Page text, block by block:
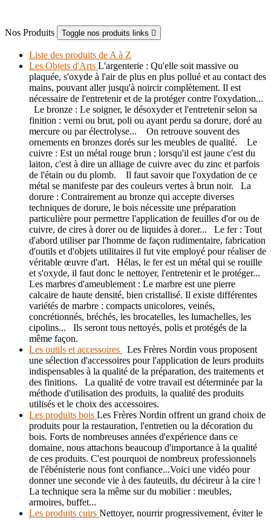
Nos Produits Toggle nos produits links 
Liste des produits de A à Z
Les Objets d'Arts L'argenterie : Qu'elle soit massive ou
plaquée, s'oxyde à l'air de plus en plus pollué et au contact des
mains, pouvant aller jusqu'à noircir complètement. Il est
nécessaire de l'entretenir et de la protéger contre l'oxydation...
Le bronze : Le soigner, le désoxyder et l'entretenir selon sa
finition : verni ou brut, poli ou ayant perdu sa dorure, doré au
mercure ou par électrolyse... On retrouve souvent des
ornements en bronzes dorés sur les meubles de qualité. Le
cuivre : Est un métal rouge brun ; lorsqu'il est jaune c'est du
laiton, c'est à dire un alliage de cuivre avec du zinc et parfois
de l'étain ou du plomb. Il faut savoir que l'oxydation de ce
métal se manifeste par des couleurs vertes à brun noir. La
dorure : Contrairement au bronze qui accepte diverses
techniques de dorure, le bois nécessite une préparation
particulière pour permettre l'application de feuilles d'or ou de
cuivre, de cires à dorer ou de liquides à dorer... Le fer : Tout
d'abord utiliser par l'homme de façon rudimentaire, fabrication
d'outils et d'objets utilitaires il fut vite employé pour réaliser de
véritable œuvre d'art. Hélas, le fer est un métal qui se rouille
et s'oxyde, il faut donc le nettoyer, l'entretenir et le protéger...
Les marbres d'ameublement : Le marbre est une pierre
calcaire de haute densité, bien cristallisé. Il existe différentes
variétés de marbre : compacts unicolores, veinés,
concrétionnés, bréchés, les brocatelles, les lumachelles, les
cipolins... Ils seront tous nettoyés, polis et protégés de la
même façon.
Les outils et accessoires
Les Frères Nordin vous proposent
une sélection d'accessoires pour l'application de leurs produits
indispensables à la qualité de la préparation, des traitements et
des finitions. La qualité de votre travail est déterminée par la
méthode d'utilisation des produits, la qualité des produits
utilisés et le choix des accessoires.
Les produits bois Les Frères Nordin offrent un grand choix de
produits pour la restauration, l'entretien ou la décoration du
bois. Forts de nombreuses années d'expérience dans ce
domaine, nous attachons beaucoup d'importance à la qualité
de ces produits. C'est pourquoi de nombreux professionnels
de l'ébénisterie nous font confiance...Voici une vidéo pour
donner une seconde vie à des fauteuils, du décireur à la cire !
La technique sera la même sur du mobilier : meubles,
armoires, buffet...
Les produits cuirs Nettoyer, nourrir progressivement, éviter le